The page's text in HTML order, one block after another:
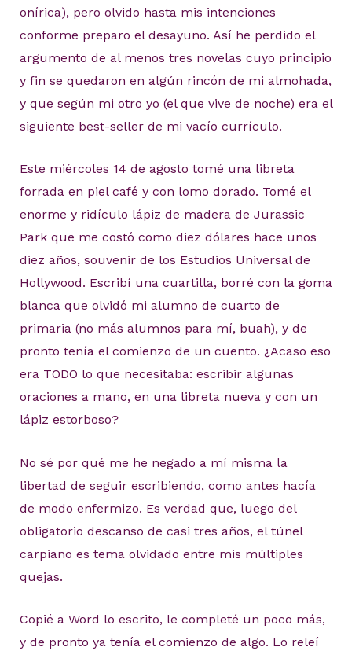
onírica), pero olvido hasta mis intenciones
conforme preparo el desayuno. Así he perdido el
argumento de al menos tres novelas cuyo principio
y fin se quedaron en algún rincón de mi almohada,
y que según mi otro yo (el que vive de noche) era el
siguiente best-seller de mi vacío currículo.
Este miércoles 14 de agosto tomé una libreta
forrada en piel café y con lomo dorado. Tomé el
enorme y ridículo lápiz de madera de Jurassic
Park que me costó como diez dólares hace unos
diez años, souvenir de los Estudios Universal de
Hollywood. Escribí una cuartilla, borré con la goma
blanca que olvidó mi alumno de cuarto de
primaria (no más alumnos para mí, buah), y de
pronto tenía el comienzo de un cuento. ¿Acaso eso
era TODO lo que necesitaba: escribir algunas
oraciones a mano, en una libreta nueva y con un
lápiz estorboso?
No sé por qué me he negado a mí misma la
libertad de seguir escribiendo, como antes hacía
de modo enfermizo. Es verdad que, luego del
obligatorio descanso de casi tres años, el túnel
carpiano es tema olvidado entre mis múltiples
quejas.
Copié a Word lo escrito, le completé un poco más,
y de pronto ya tenía el comienzo de algo. Lo releí